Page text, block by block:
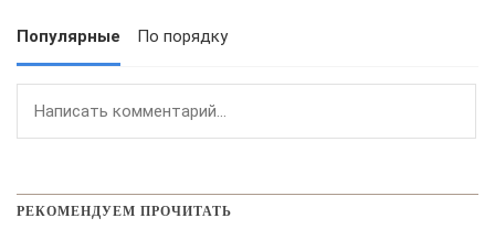
Популярные По порядку
РЕКОМЕНДУЕМ ПРОЧИТАТЬ